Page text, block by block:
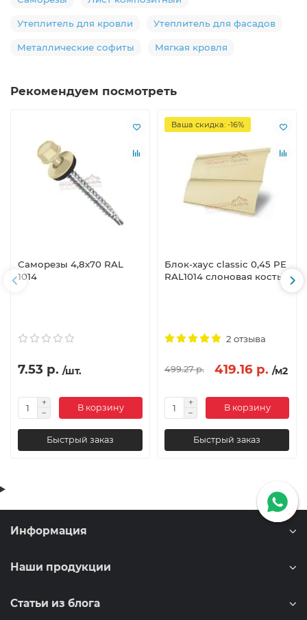
Утеплитель для кровли Утеплитель для фасадов
Металлические софиты Мягкая кровля
Рекомендуем посмотреть
Саморезы 4,8х70 RAL
1014
7.53 р. /шт.
В корзину
Быстрый заказ
Ваша скидка: -16%
Блок-хаус classic 0,45 PE
RAL1014 слоновая кость
2 отзыва
499.27 р. 419.16 р. /м2
В корзину
Быстрый заказ
Информация
Наши продукции
Статьи из блога